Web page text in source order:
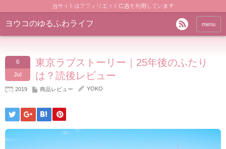
当サイトはアフィリエイト広告を利用しています
ヨウコのゆるふわライフ menu
6
Jul
東京ラブストーリー｜25年後のふたり
は？読後レビュー
2019 商品レビュー YOKO